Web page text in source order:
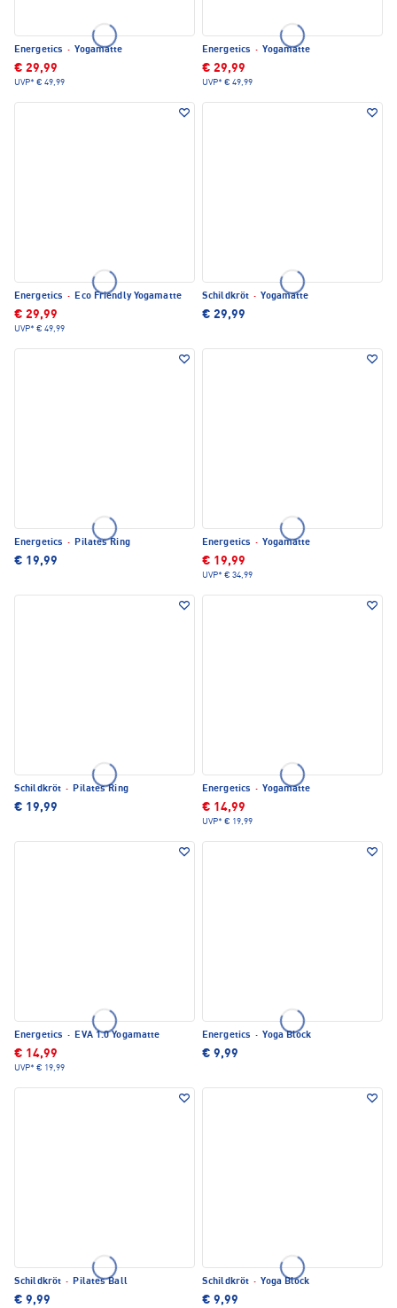
Energetics · Yogamatte
€ 29,99
UVP* € 49,99
Energetics · Yogamatte
€ 29,99
UVP* € 49,99
Energetics · Eco Friendly Yogamatte
€ 29,99
UVP* € 49,99
Schildkröt · Yogamatte
€ 29,99
Energetics · Pilates Ring
€ 19,99
Energetics · Yogamatte
€ 19,99
UVP* € 34,99
Schildkröt · Pilates Ring
€ 19,99
Energetics · Yogamatte
€ 14,99
UVP* € 19,99
Energetics · EVA 1.0 Yogamatte
€ 14,99
UVP* € 19,99
Energetics · Yoga Block
€ 9,99
Schildkröt · Pilates Ball
€ 9,99
Schildkröt · Yoga Block
€ 9,99